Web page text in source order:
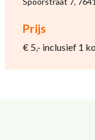
Prijs
€ 5,- inclusief 1